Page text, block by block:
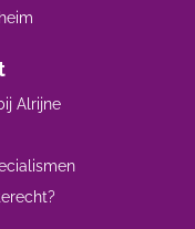
Alrijne